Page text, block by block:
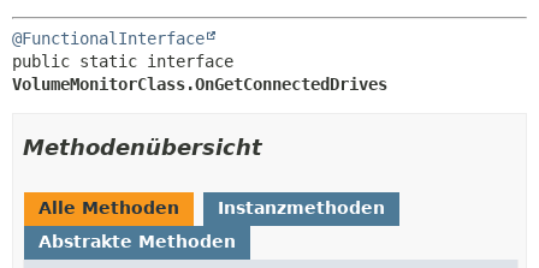
@FunctionalInterface
VolumeMonitorClass.OnGetConnectedDrives
Methodenübersicht
Alle Methoden
Instanzmethoden
Abstrakte Methoden